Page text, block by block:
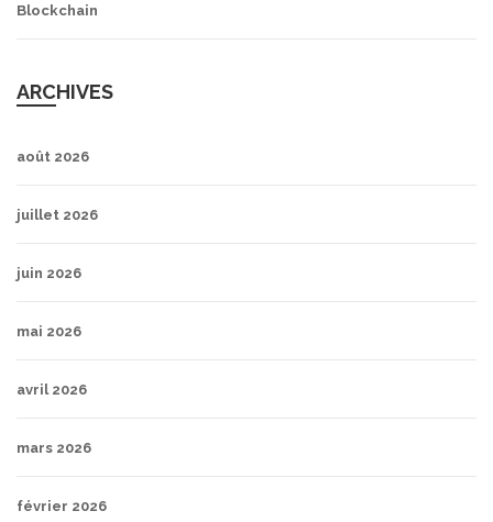
Blockchain
ARCHIVES
août 2026
juillet 2026
juin 2026
mai 2026
avril 2026
mars 2026
février 2026